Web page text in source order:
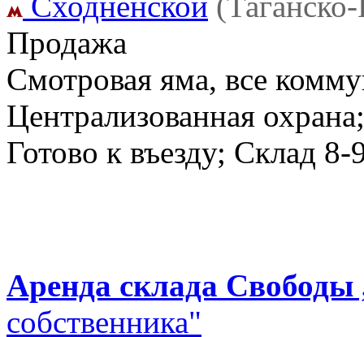
Продажа
Смотровая яма, все
Централизованная
Готово к въезду; Склад 8-
Аренда склада Свободы
собственника"